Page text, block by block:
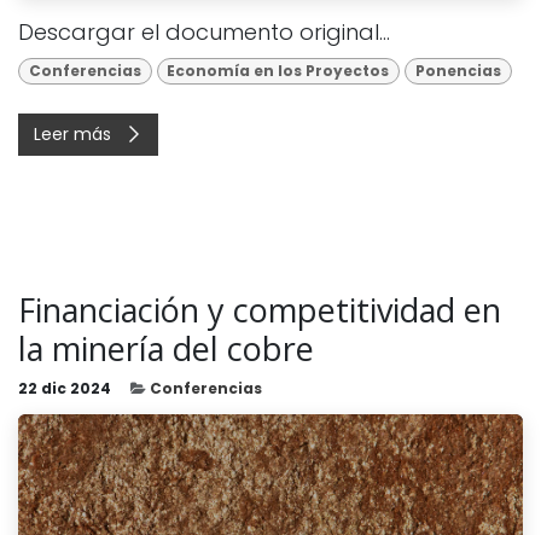
Descargar el documento original...
Conferencias Economía en los Proyectos Ponencias
Leer más
Financiación y competitividad en
la minería del cobre
22 dic 2024 Conferencias